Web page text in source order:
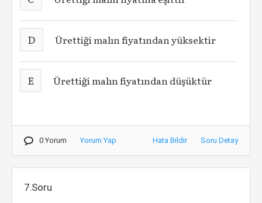
D Ürettiği malın fiyatından yüksektir
E Ürettiği malın fiyatından düşüktür
0 Yorum Yorum Yap Hata Bildir Soru Detay
7.Soru